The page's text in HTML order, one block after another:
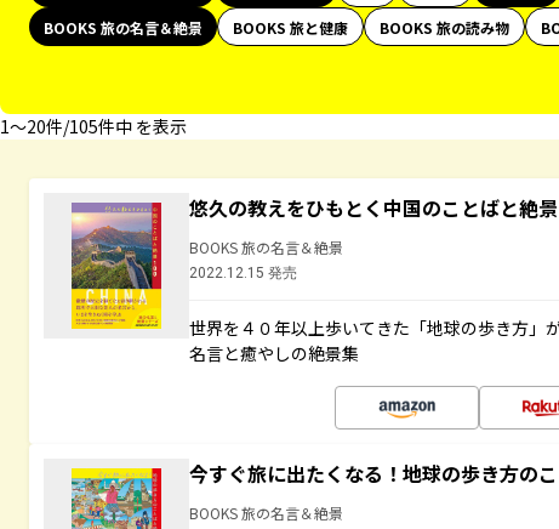
BOOKS 旅の名言＆絶景
BOOKS 旅と健康 BOOKS 旅の読み物
1〜20件/105件中 を表示
悠久の教えをひもとく中国のことばと絶
BOOKS 旅の名言＆絶景
2022.12.15 発売
世界を４０年以上歩いてきた「地球の歩き方」
名言と癒やしの絶景集
今すぐ旅に出たくなる！地球の歩き方の
BOOKS 旅の名言＆絶景